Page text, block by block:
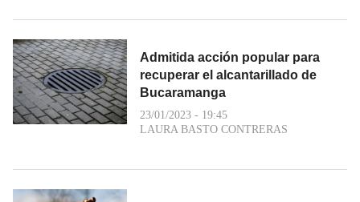
Admitida acción popular para
recuperar el alcantarillado de
Bucaramanga
23/01/2023 - 19:45
LAURA BASTO CONTRERAS